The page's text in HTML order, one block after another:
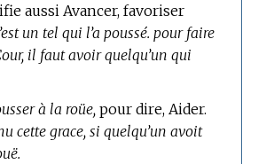
aussi Avancer, favoriser
un tel qui l’a poussé. pour faire
il faut avoir quelqu’un qui
à la roüe,pour dire, Aider.
cette grace, si quelqu’un avoit